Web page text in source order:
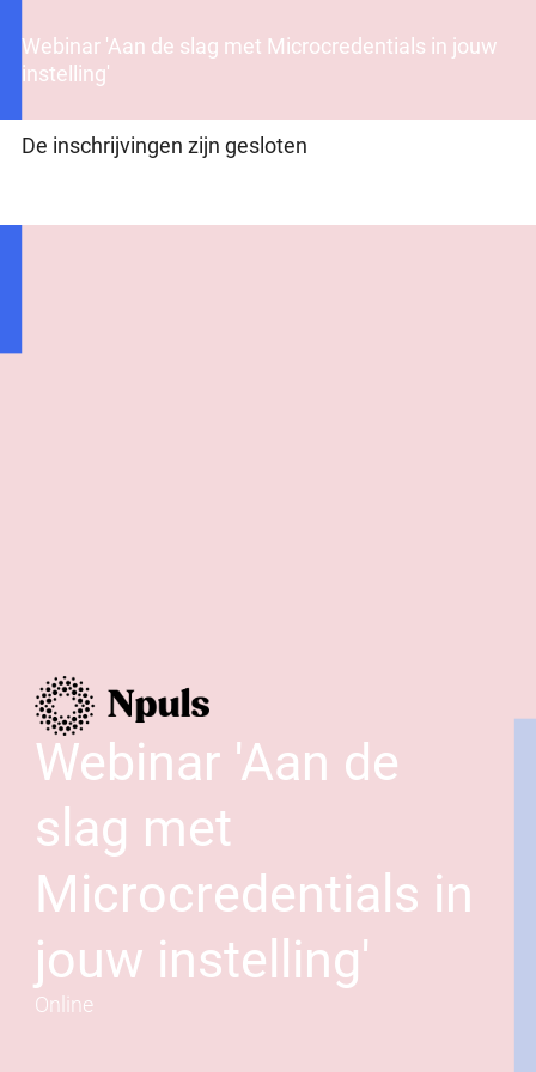
Webinar 'Aan de slag met Microcredentials in jouw
instelling'
De inschrijvingen zijn gesloten
Webinar 'Aan de
slag met
Microcredentials in
jouw instelling'
Online